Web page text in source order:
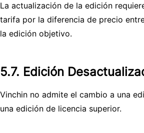
La actualización de la edición
tarifa por la diferencia de precio
la edición objetivo.
5.7. Edición
Vinchin no admite el cambio a una
una edición de licencia superior.